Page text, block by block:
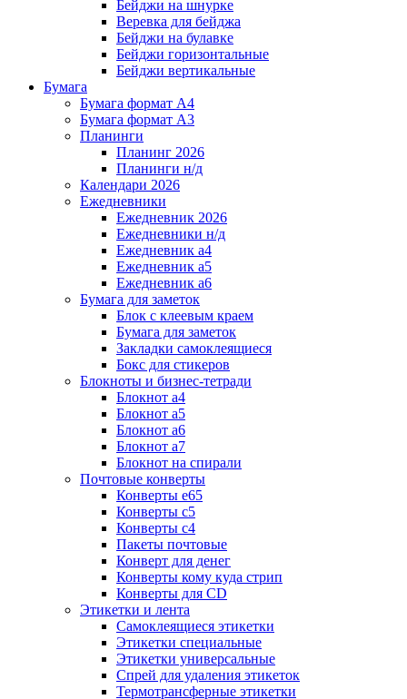
Бейджи на шнурке
Веревка для бейджа
Бейджи на булавке
Бейджи горизонтальные
Бейджи вертикальные
Бумага
Бумага формат А4
Бумага формат А3
Планинги
Планинг 2026
Планинги н/д
Календари 2026
Ежедневники
Ежедневник 2026
Ежедневники н/д
Ежедневник а4
Ежедневник а5
Ежедневник а6
Бумага для заметок
Блок с клеевым краем
Бумага для заметок
Закладки самоклеящиеся
Бокс для стикеров
Блокноты и бизнес-тетради
Блокнот а4
Блокнот а5
Блокнот а6
Блокнот а7
Блокнот на спирали
Почтовые конверты
Конверты е65
Конверты с5
Конверты с4
Пакеты почтовые
Конверт для денег
Конверты кому куда стрип
Конверты для CD
Этикетки и лента
Самоклеящиеся этикетки
Этикетки специальные
Этикетки универсальные
Спрей для удаления этикеток
Термотрансферные этикетки